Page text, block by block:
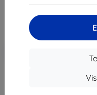
Ár ÁFA nelkül